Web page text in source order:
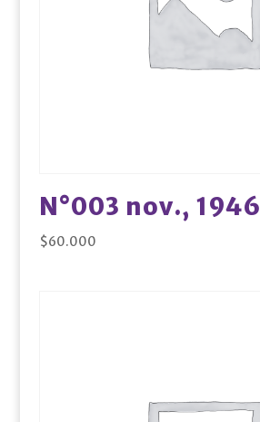
N°003 nov., 1946
$60.000